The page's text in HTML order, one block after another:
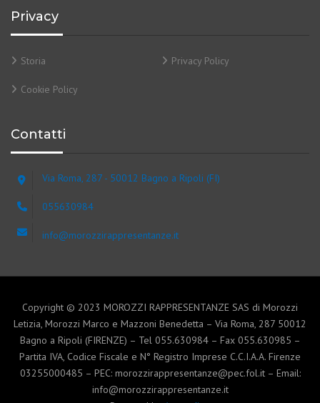
Privacy
Storia Privacy Policy
Cookie Policy
Contatti
Via Roma, 287 - 50012 Bagno a Ripoli (FI)
055630984
info@morozzirappresentanze.it
Copyright © 2023 MOROZZI RAPPRESENTANZE SAS di Morozzi
Letizia, Morozzi Marco e Mazzoni Benedetta – Via Roma, 287 50012
Bagno a Ripoli (FIRENZE) – Tel 055.630984 – Fax 055.630985 –
Partita IVA, Codice Fiscale e N° Registro Imprese C.C.I.A.A. Firenze
03255000485 – PEC: morozzirappresentanze@pec.fol.it – Email:
info@morozzirappresentanze.it